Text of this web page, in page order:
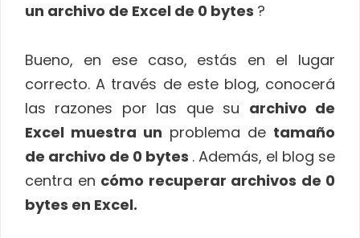
un archivo de Excel de 0 bytes ?
Bueno, en ese caso, estás en el lugar
correcto. A través de este blog, conocerá
las razones por las que su archivo de
Excel muestra un problema de tamaño
de archivo de 0 bytes . Además, el blog se
centra en cómo recuperar archivos de 0
bytes en Excel.